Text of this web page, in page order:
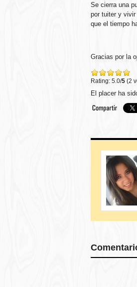
Se cierra una
por tuiter y vivir
que el tiempo
Gracias por la
Rating: 5.0/5 (2
El placer ha